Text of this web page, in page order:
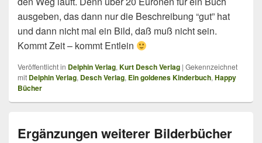
ausgeben, das dann nur die Beschreibung “gut” hat
und dann nicht mal ein Bild, daß muß nicht sein.
Kommt Zeit – kommt Entlein
Veröffentlicht in Delphin Verlag, Kurt Desch Verlag | Gekennzeichnet
mit Delphin Verlag, Desch Verlag, Ein goldenes Kinderbuch, Happy
Bücher
Ergänzungen weiterer Bilderbücher